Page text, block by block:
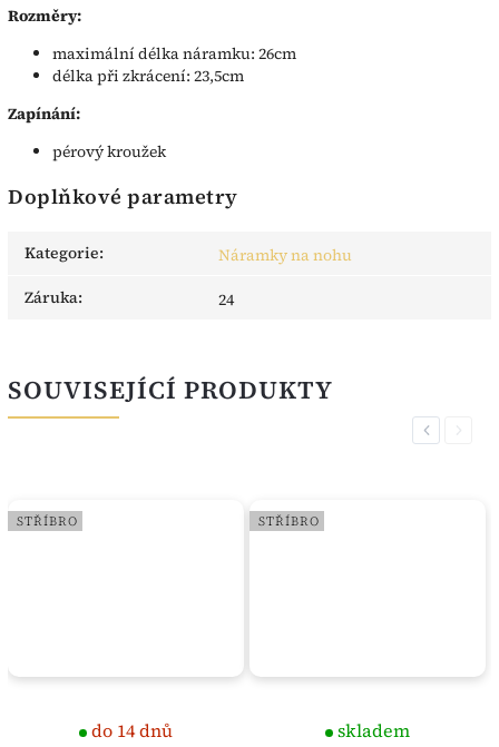
Rozměry:
maximální délka náramku: 26cm
délka při zkrácení: 23,5cm
Zapínání:
pérový kroužek
Doplňkové parametry
Kategorie:
Náramky na nohu
Záruka: 24
SOUVISEJÍCÍ PRODUKTY
Previous
STŘÍBRO
do 14 dnů
STŘÍBRO
skladem
Next